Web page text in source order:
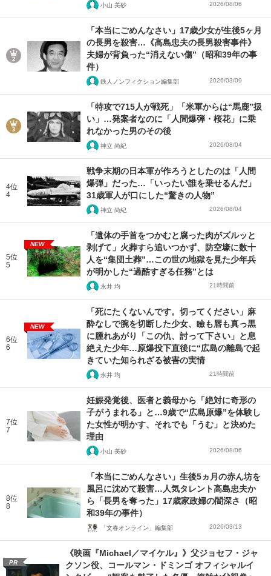
小山 美砂 2026/08/06
「本当にごめんなさい」17歳少女が生後5ヶ月
の長男を殺害…《高島忠夫の長男殺害事件》
夫婦が背負った“消えない傷”（昭和39年の事
件）
鉄人ノンフィクション編集部 2026/03/09
「特攻で715人が戦死」「米軍からは“馬鹿”扱
い」…発案者なのに「人間爆弾・桜花」に乗
れなかった男のその後
神立 尚紀 2026/08/04
4位
4
戦争末期の日本軍が作ろうとしたのは「人間
爆弾」だった…「いったい誰を乗せるんだ」
31歳軍人が口にした“驚きの人物”
神立 尚紀 2026/08/04
5位
5
NEW
「遺体の手首をつかむと腐った肉がズルッと
剥げて」火葬すら追いつかず、防空壕に数十
人を“集団土葬”…この世の地獄を見た少年兵
が明かした“過酷すぎる任務”とは
永井 均 21時間前
6位
6
NEW
「死にたくないんです。切ってください」麻
酔なしで腕を切断した少女、瞼も唇も真っ黒
に腫れあがり「この仇、討って下さい」と息
絶えた少年…原爆投下直後に“広島の離島で起
きていた知られざる被害の実情
永井 均 21時間前
7位
7
妊娠発覚後、医者と義母から「絶対に奇形の
子がうまれる」と…9歳で“広島原爆”を体験し
た女性が明かす、それでも「うむ」と決めた
理由
小山 美砂 2026/08/06
8位
8
「本当にごめんなさい」生後5ヵ月の赤ん坊を
風呂に沈めて殺害…人気タレント高島忠夫か
ら「長男を奪った」17歳家政婦の闇深さ（昭
和39年の事件）
「文春オンライン」編集部 2026/03/13
PR
《映画『Michael／マイケル』》父ジョセフ・ジャ
クソン役、コールマン・ドミンゴ オフィシャルイ